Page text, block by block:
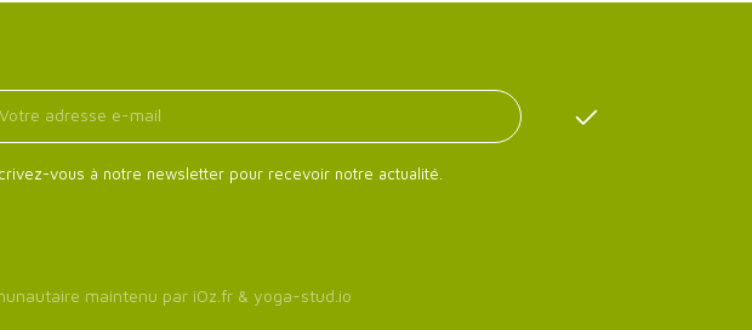
vous à notre newsletter pour recevoir notre actualité.
maintenu par iOz.fr & yoga-stud.io